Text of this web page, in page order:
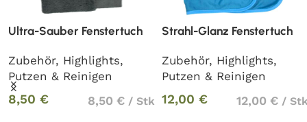
Ultra-Sauber Fenstertuch
Zubehör, Highlights,
Putzen & Reinigen
8,50 € 8,50€/Stk
Strahl-Glanz Fenstertuch
Zubehör, Highlights,
Putzen & Reinigen
12,00 € 12,00€/Stk